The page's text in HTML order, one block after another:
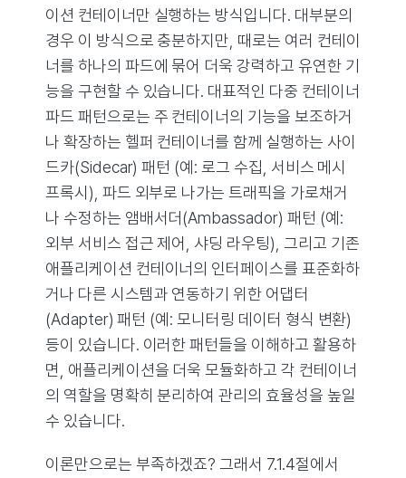
이션 컨테이너만 실행하는 방식입니다. 대부분의
경우 이 방식으로 충분하지만, 때로는 여러 컨테이
너를 하나의 파드에 묶어 더욱 강력하고 유연한 기
능을 구현할 수 있습니다. 대표적인 다중 컨테이너
파드 패턴으로는 주 컨테이너의 기능을 보조하거
나 확장하는 헬퍼 컨테이너를 함께 실행하는 사이
드카(Sidecar) 패턴 (예: 로그 수집, 서비스 메시
프록시), 파드 외부로 나가는 트래픽을 가로채거
나 수정하는 앰배서더(Ambassador) 패턴 (예:
외부 서비스 접근 제어, 샤딩 라우팅), 그리고 기존
애플리케이션 컨테이너의 인터페이스를 표준화하
거나 다른 시스템과 연동하기 위한 어댑터
(Adapter) 패턴 (예: 모니터링 데이터 형식 변환)
등이 있습니다. 이러한 패턴들을 이해하고 활용하
면, 애플리케이션을 더욱 모듈화하고 각 컨테이너
의 역할을 명확히 분리하여 관리의 효율성을 높일
수 있습니다.
이론만으로는 부족하겠죠? 그래서 7.1.4절에서